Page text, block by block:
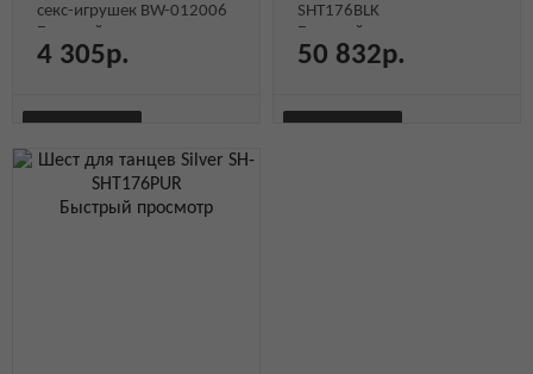
секс-игрушек BW-012006
Быстрый просмотр
4 305р.
БЫСТРЫЙ
ПРОСМОТР БыстрыйБыстрый
SHT176BLK
Быстрый просмотр
50 832р.
Быстрый просмотр